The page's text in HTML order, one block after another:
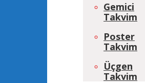
Gemici
Takvim
Poster
Takvim
Üçgen
Takvim